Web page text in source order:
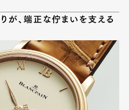
が、端正な佇まいを支える